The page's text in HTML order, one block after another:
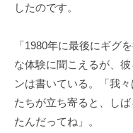
したのです。
「1980年に最後にギグ
な体験に聞こえるが、
ンは書いている。「我
たちが立ち寄ると、し
たんだってね」。